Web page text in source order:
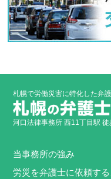
札幌で労働災害に特化した弁
河口法律事務所 西11丁目駅 徒
当事務所の強み
労災を弁護士に依頼する